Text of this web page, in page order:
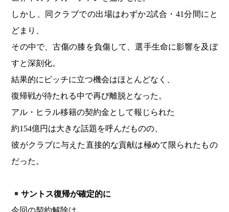
しかし、同クラブでの出場はわずか2試合・41分間にと
どまり、
その中で、古傷の膝を負傷して、選手生命に影響を及ぼ
すと深刻化。
結果的にピッチに立つ機会はほとんどなく、
復帰戦が待たれる中で再び離脱となった。
アル・ヒラル移籍の契約金として報じられた
約154億円は大きな話題を呼んだものの、
彼がクラブに与えた直接的な貢献は極めて限られたもの
だった。
サントス復帰が確定的に